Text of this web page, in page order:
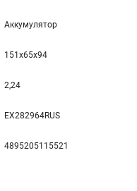
Аккумулятор
151x65x94
2,24
EX282964RUS
4895205115521